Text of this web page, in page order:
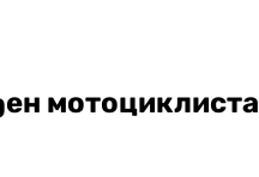
мотоциклиста